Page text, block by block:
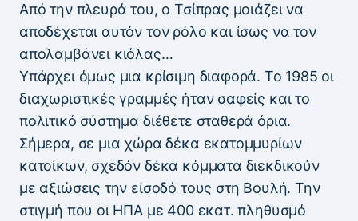
Από την πλευρά του, ο Τσίπρας μοιάζει να
αποδέχεται αυτόν τον ρόλο και ίσως να τον
απολαμβάνει κιόλας…
Υπάρχει όμως μια κρίσιμη διαφορά. Το 1985 οι
διαχωριστικές γραμμές ήταν σαφείς και το
πολιτικό σύστημα διέθετε σταθερά όρια.
Σήμερα, σε μια χώρα δέκα εκατομμυρίων
κατοίκων, σχεδόν δέκα κόμματα διεκδικούν
με αξιώσεις την είσοδό τους στη Βουλή. Την
στιγμή που οι ΗΠΑ με 400 εκατ. πληθυσμό